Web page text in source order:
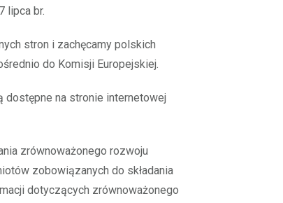
lipca br.
stron i zachęcamy polskich
do Komisji Europejskiej.
dostępne na stronie internetowej
zrównoważonego rozwoju
zobowiązanych do składania
dotyczących zrównoważonego